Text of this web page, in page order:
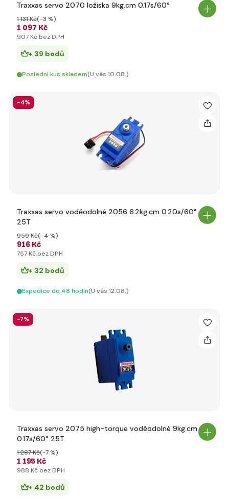
Traxxas servo 2070 ložiska 9kg.cm 0.17s/60°
1 097 Kč
1 131 Kč(-3 %)
907 Kč bez DPH
+ 39 bodů
Poslední kus skladem(U vás 10.08.)
-4%
Traxxas servo voděodolné 2056 6.2kg.cm 0.20s/60°
25T
916 Kč
959 Kč(-4 %)
757 Kč bez DPH
+ 32 bodů
Expedice do 48 hodín(U vás 12.08.)
-7%
Traxxas servo 2075 high-torque voděodolné 9kg.cm
0.17s/60° 25T
1 195 Kč
1 287 Kč(-7 %)
988 Kč bez DPH
+ 42 bodů